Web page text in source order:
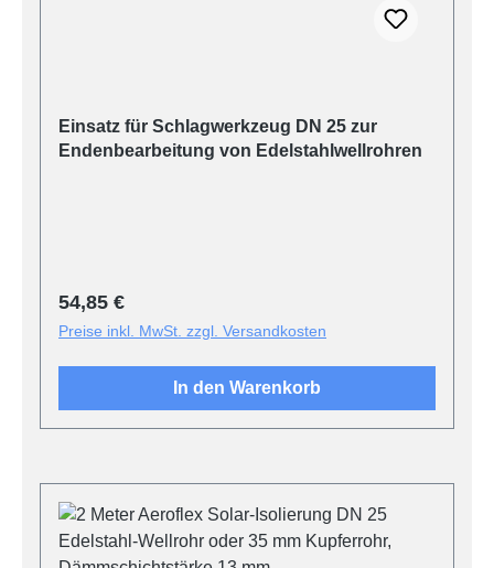
Einsatz für Schlagwerkzeug DN 25 zur
Endenbearbeitung von Edelstahlwellrohren
Regulärer Preis:
54,85 €
Preise inkl. MwSt. zzgl. Versandkosten
In den Warenkorb